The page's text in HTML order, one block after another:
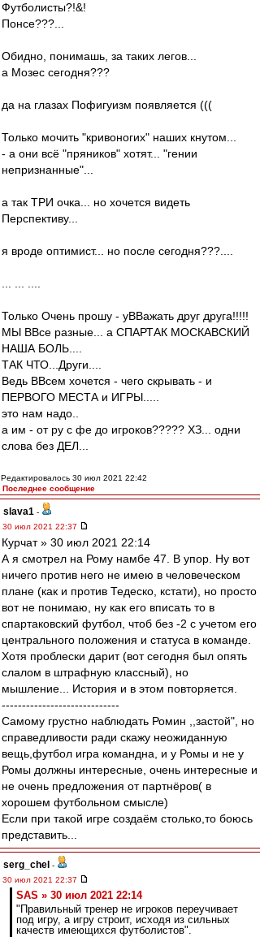
Футболисты?!&!
Понсе???...
Обидно, понимашь, за таких легов...
а Мозес сегодня???
да на глазах Пофигуизм появляется (((
Только мочить "кривоногих" наших кнутом...
- а они всё "пряников" хотят... "гении
непризнанные"...
а так ТРИ очка... но хочется видеть
Перспективу...
я вроде оптимист... но после сегодня???....
Только Очень прошу - уВВажать друг друга!!!!!
МЫ ВВсе разные... а СПАРТАК МОСКАВСКИЙ
НАША БОЛЬ....
ТАК ЧТО...Други....
Ведь ВВсем хочется - чего скрывать - и
ПЕРВОГО МЕСТА и ИГРЫ.....
это нам надо..
а им - от ру с фе до игроков????? ХЗ... одни
слова без ДЕЛ...
Редактировалось 30 июл 2021 22:42
Последнее сообщение
slava1 -
30 июл 2021 22:37
Курчат » 30 июл 2021 22:14
А я смотрел на Рому намбе 47. В упор. Ну вот
ничего против него не имею в человеческом
плане (как и против Тедеско, кстати), но просто
вот не понимаю, ну как его вписать то в
спартаковский футбол, чтоб без -2 с учетом его
центрального положения и статуса в команде.
Хотя проблески дарит (вот сегодня был опять
слалом в штрафную классный), но
мышление... История и в этом повторяется.
-----------------------------
Cамому грустно наблюдать Ромин ,,застой", но
справедливости ради скажу неожиданную
вещь,футбол игра командна, и у Ромы и не у
Ромы должны интересные, очень интересныe и
не очень предложения от партнёров( в
хорошем футбольном смысле)
Если при такой игре создаём столько,то боюсь
представить...
serg_chel -
30 июл 2021 22:37
SAS » 30 июл 2021 22:14
"Правильный тренер не игроков переучивает
под игру, а игру строит, исходя из сильных
качеств имеющихся футболистов".